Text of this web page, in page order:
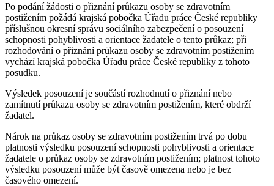
Po podání žádosti o přiznání průkazu osoby se zdravotním
postižením požádá krajská pobočka Úřadu práce České republiky
příslušnou okresní správu sociálního zabezpečení o posouzení
schopnosti pohyblivosti a orientace žadatele o tento průkaz; při
rozhodování o přiznání průkazu osoby se zdravotním postižením
vychází krajská pobočka Úřadu práce České republiky z tohoto
posudku.
Výsledek posouzení je součástí rozhodnutí o přiznání nebo
zamítnutí průkazu osoby se zdravotním postižením, které obdrží
žadatel.
Nárok na průkaz osoby se zdravotním postižením trvá po dobu
platnosti výsledku posouzení schopnosti pohyblivosti a orientace
žadatele o průkaz osoby se zdravotním postižením; platnost tohoto
výsledku posouzení může být časově omezena nebo je bez
časového omezení.